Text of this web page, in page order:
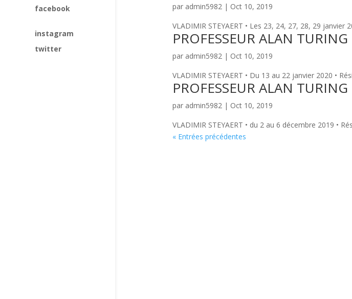
facebook
instagram
twitter
par admin5982| Oct 10, 2019
VLADIMIR STEYAERT • Les 23, 24, 27, 28, 29
PROFESSEUR ALAN TURING
par admin5982| Oct 10, 2019
VLADIMIR STEYAERT • Du 13 au 22 janvier 2020 •
PROFESSEUR ALAN TURING
par admin5982| Oct 10, 2019
VLADIMIR STEYAERT • du 2 au 6 décembre 2019 •
« Entrées précédentes